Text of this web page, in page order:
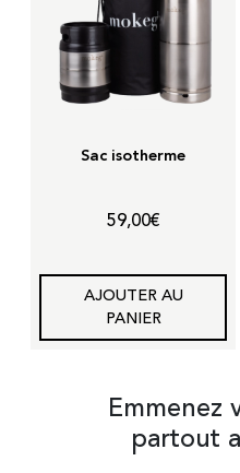
Sac isotherme
59,00€
AJOUTER AU
PANIER
Emmenez
partout